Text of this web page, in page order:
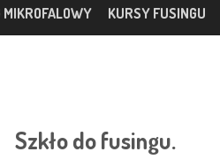
MIKROFALOWY KURSY FUSINGU
Szkło do fusingu.